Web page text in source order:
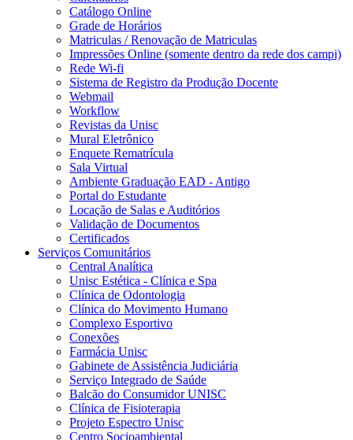
Catálogo Online
Grade de Horários
Matriculas / Renovação de Matriculas
Impressões Online (somente dentro da rede dos campi)
Rede Wi-fi
Sistema de Registro da Produção Docente
Webmail
Workflow
Revistas da Unisc
Mural Eletrônico
Enquete Rematrícula
Sala Virtual
Ambiente Graduação EAD - Antigo
Portal do Estudante
Locação de Salas e Auditórios
Validação de Documentos
Certificados
Serviços Comunitários
Central Analítica
Unisc Estética - Clínica e Spa
Clínica de Odontologia
Clínica do Movimento Humano
Complexo Esportivo
Conexões
Farmácia Unisc
Gabinete de Assistência Judiciária
Serviço Integrado de Saúde
Balcão do Consumidor UNISC
Clínica de Fisioterapia
Projeto Espectro Unisc
Centro Socioambiental